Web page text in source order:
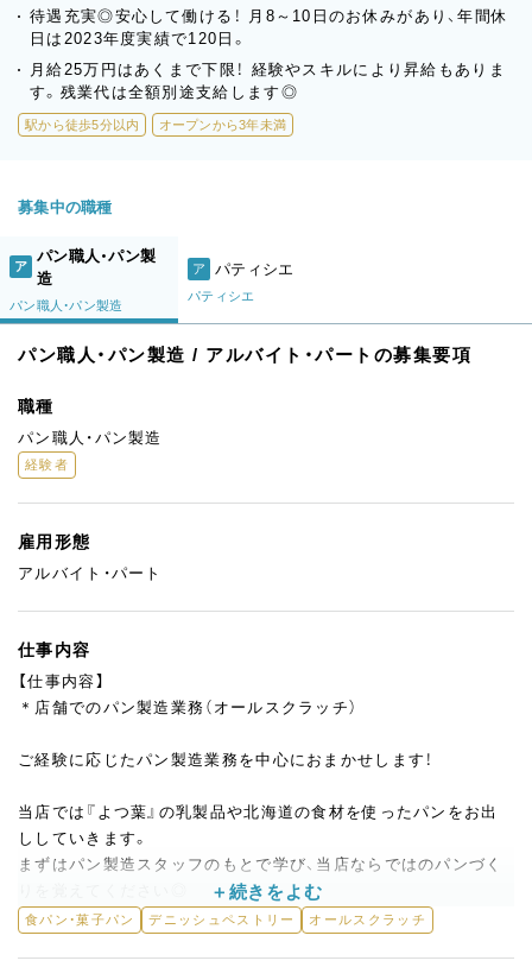
待遇充実◎安心して働ける！ 月8～10日のお休みがあり、年間休
日は2023年度実績で120日。
月給25万円はあくまで下限！ 経験やスキルにより昇給もありま
す。残業代は全額別途支給します◎
駅から徒歩5分以内 オープンから3年未満
募集中の職種
ア
パン職人・パン製
造
パン職人・パン製造
ア パティシエ
パティシエ
パン職人・パン製造 / アルバイト・パートの募集要項
職種
パン職人・パン製造
経験者
雇用形態
アルバイト・パート
仕事内容
【仕事内容】
＊店舗でのパン製造業務（オールスクラッチ）
ご経験に応じたパン製造業務を中心におまかせします！
当店では『よつ葉』の乳製品や北海道の食材を使ったパンをお出
ししていきます。
まずはパン製造スタッフのもとで学び、当店ならではのパンづく
将来的にご自分のお店を持ちたい方、大歓迎です。
食パン・菓子パン デニッシュペストリー オールスクラッチ